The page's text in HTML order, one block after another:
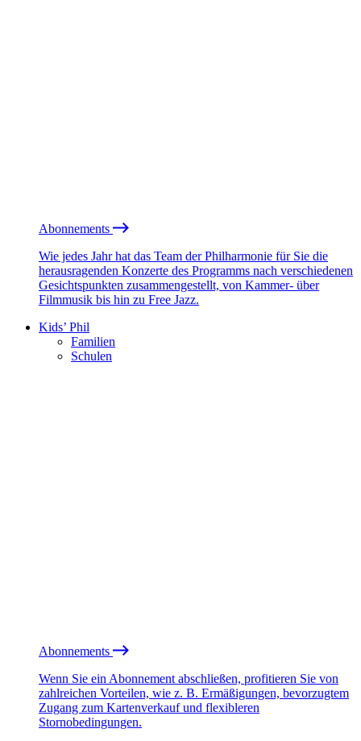
Abonnements
Wie jedes Jahr hat das Team der Philharmonie für Sie die
herausragenden Konzerte des Programms nach verschiedenen
Gesichtspunkten zusammengestellt, von Kammer- über
Filmmusik bis hin zu Free Jazz.
Kids’ Phil
Familien
Schulen
Abonnements
Wenn Sie ein Abonnement abschließen, profitieren Sie von
zahlreichen Vorteilen, wie z. B. Ermäßigungen, bevorzugtem
Zugang zum Kartenverkauf und flexibleren
Stornobedingungen.